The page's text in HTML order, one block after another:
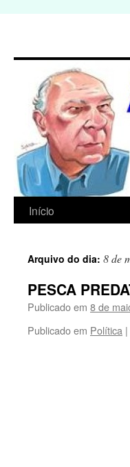
Pular
conteúdo
Início
Arquivo do dia: 8 de
PESCA
Publicado em 8 de
Publicado em Política |